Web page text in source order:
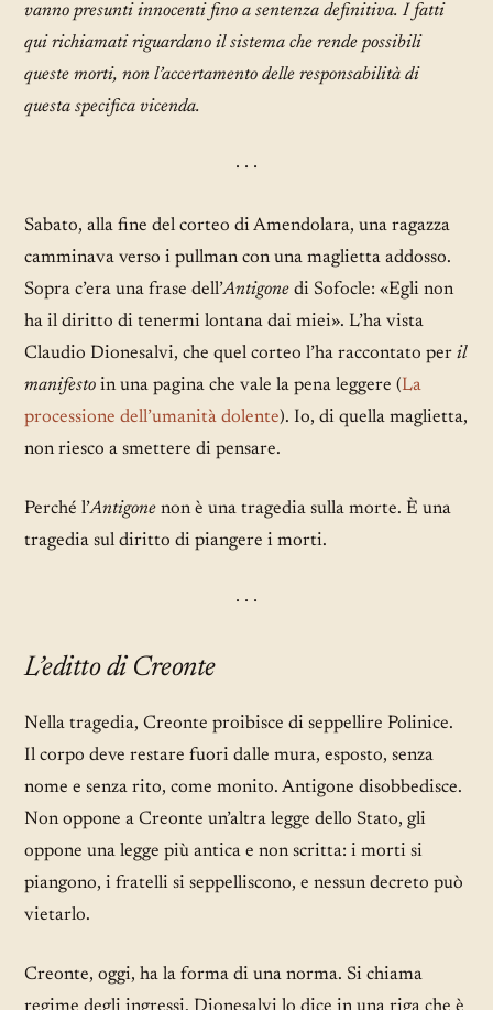
vanno presunti innocenti fino a sentenza definitiva. I fatti
qui richiamati riguardano il sistema che rende possibili
queste morti, non l’accertamento delle responsabilità di
questa specifica vicenda.
· · ·
Sabato, alla fine del corteo di Amendolara, una ragazza
camminava verso i pullman con una maglietta addosso.
Sopra c’era una frase dell’Antigone di Sofocle: «Egli non
ha il diritto di tenermi lontana dai miei». L’ha vista
Claudio Dionesalvi, che quel corteo l’ha raccontato peril
manifesto in una pagina che vale la pena leggere (La
processione dell’umanità dolente). Io, di quella maglietta,
non riesco a smettere di pensare.
Perché l’Antigone non è una tragedia sulla morte. È una
tragedia sul diritto di piangere i morti.
· · ·
L’editto di Creonte
Nella tragedia, Creonte proibisce di seppellire Polinice.
Il corpo deve restare fuori dalle mura, esposto, senza
nome e senza rito, come monito. Antigone disobbedisce.
Non oppone a Creonte un’altra legge dello Stato, gli
oppone una legge più antica e non scritta: i morti si
piangono, i fratelli si seppelliscono, e nessun decreto può
vietarlo.
Creonte, oggi, ha la forma di una norma. Si chiama